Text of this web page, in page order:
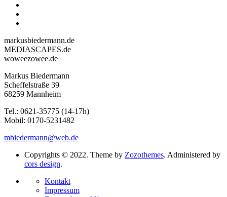
markusbiedermann.de
MEDIASCAPES.de
woweezowee.de
Markus Biedermann
Scheffelstraße 39
68259 Mannheim
Tel.: 0621-35775 (14-17h)
Mobil: 0170-5231482
mbiedermann@web.de
Copyrights © 2022. Theme by Zozothemes. Administered by
cors design.
Kontakt
Impressum